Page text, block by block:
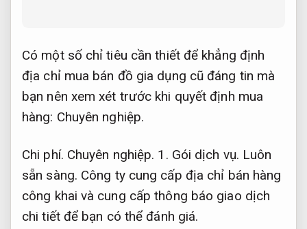
Có một số chỉ tiêu cần thiết để khẳng định
địa chỉ mua bán đồ gia dụng cũ đáng tin mà
bạn nên xem xét trước khi quyết định mua
hàng: Chuyên nghiệp.
Chi phí. Chuyên nghiệp. 1. Gói dịch vụ. Luôn
sẵn sàng. Công ty cung cấp địa chỉ bán hàng
công khai và cung cấp thông báo giao dịch
chi tiết để bạn có thể đánh giá.